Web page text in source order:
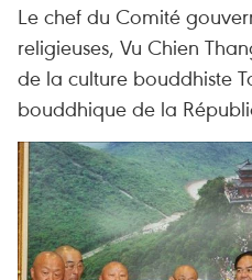
Le chef du Comité
religieuses, Vu Chien
de la culture bouddhiste
bouddhique de la